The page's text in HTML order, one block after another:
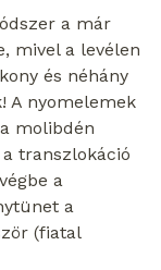
a már
mivel a levélen
és néhány
A nyomelemek
molibdén
transzlokáció
a
a
(fiatal